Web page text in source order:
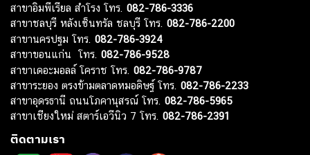
สาขาอิมพีเรียล สำโรง โทร. 082-786-3336
สาขาชลบุรี หลังเซ็นทรัล ชลบุรี โทร. 082-786-2200
สาขานครปฐม โทร. 082-786-3924
สาขาขอนแก่น โทร. 082-786-9528
สาขาเดอะมอลล์ โคราช โทร. 082-786-9787
สาขาระยอง ตรงข้ามตลาดหมอดิษฐ์ โทร. 082-786-2233
สาขาอุดรธานี ถนนโภคานุสรณ์ โทร. 082-786-5965
สาขาเชียงใหม่ สตาร์เอวีนิว 7 โทร. 082-786-2391
ติดตามเรา